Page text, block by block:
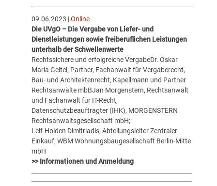
09.06.2023 |Online
Die UVgO – Die Vergabe von Liefer- und
Dienstleistungen sowie freiberuflichen Leistungen
unterhalb der Schwellenwerte
Rechtssichere und erfolgreiche VergabeDr. Oskar
Maria Geitel, Partner, Fachanwalt für Vergaberecht,
Bau- und Architektenrecht, Kapellmann und Partner
Rechtsanwälte mbBJan Morgenstern, Rechtsanwalt
und Fachanwalt für IT-Recht,
Datenschutzbeauftragter (IHK), MORGENSTERN
Rechtsanwaltsgesellschaft mbH;
Leif-Holden Dimitriadis, Abteilungsleiter Zentraler
Einkauf, WBM Wohnungsbaugesellschaft Berlin-Mitte
mbH
>> Informationen und Anmeldung